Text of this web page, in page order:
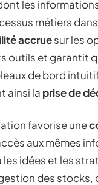
les
métiers
accruesur les
outils et garantit
de bord
ainsi la prise de
favorise une
aux mêmes
les idées et les
des stocks,